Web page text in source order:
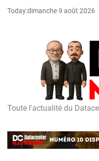
Today:dimanche 9 août 2026
D
m
a
Toute l'actualité du